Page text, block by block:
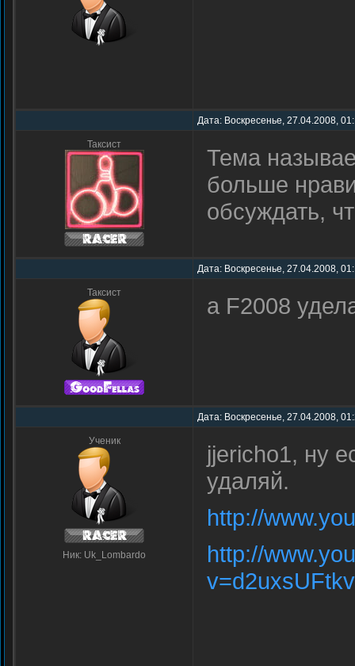
Дата: Воскресенье, 27.04.2008,
Таксист
Тема
больше
обсуждать,
Дата: Воскресенье, 27.04.2008,
Таксист а F2008
Дата: Воскресенье, 27.04.2008,
Ученик
Ник: Uk_Lombardo
jjericho1, ну
удаляй.
http://
http://